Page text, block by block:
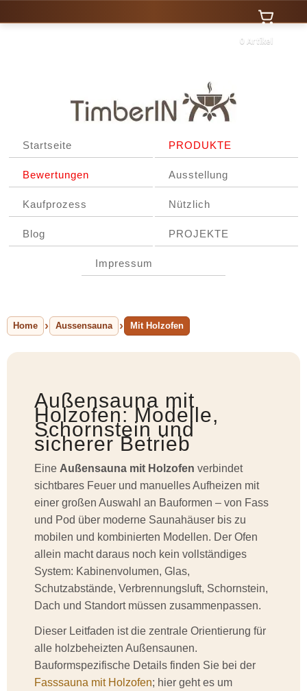
0 Artikel
Startseite PRODUKTE
Bewertungen Ausstellung
Kaufprozess Nützlich
Blog PROJEKTE
Impressum
Home Aussensauna Mit Holzofen
Außensauna mit
Holzofen: Modelle,
Schornstein und
sicherer Betrieb
Eine Außensauna mit Holzofen verbindet
sichtbares Feuer und manuelles Aufheizen mit
einer großen Auswahl an Bauformen – von Fass
und Pod über moderne Saunahäuser bis zu
mobilen und kombinierten Modellen. Der Ofen
allein macht daraus noch kein vollständiges
System: Kabinenvolumen, Glas,
Schutzabstände, Verbrennungsluft, Schornstein,
Dach und Standort müssen zusammenpassen.
Dieser Leitfaden ist die zentrale Orientierung für
alle holzbeheizten Außensaunen.
Bauformspezifische Details finden Sie bei der
Fasssauna mit Holzofen; hier geht es um